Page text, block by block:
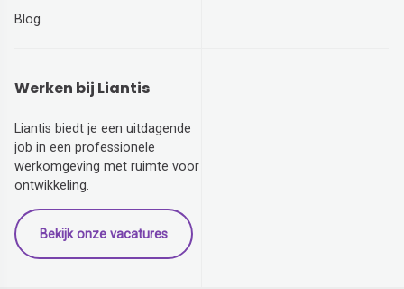
Blog
Werken bij Liantis
Liantis biedt je een uitdagende
job in een professionele
werkomgeving met ruimte voor
ontwikkeling.
Bekijk onze vacatures